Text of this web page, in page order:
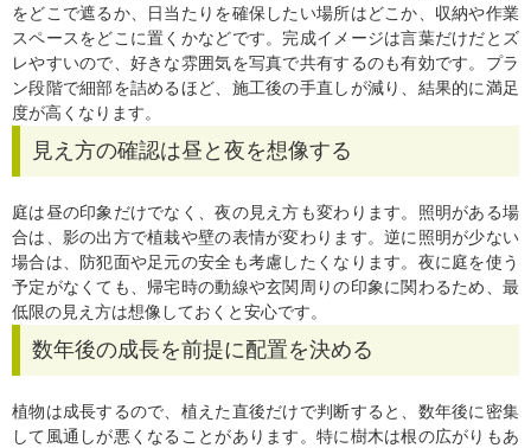
をどこで遮るか、日当たりを確保したい場所はどこか、収納や作業
スペースをどこに置くかなどです。完成イメージは言葉だけだとズ
レやすいので、好きな雰囲気を写真で共有するのも有効です。プラ
ン段階で細部を詰めるほど、施工後の手直しが減り、結果的に満足
度が高くなります。
見え方の確認は昼と夜を想像する
庭は昼の印象だけでなく、夜の見え方も変わります。照明がある場
合は、影の出方で植栽や壁の表情が変わります。逆に照明が少ない
場合は、防犯面や足元の安全も考慮したくなります。夜に庭を使う
予定がなくても、帰宅時の動線や玄関周りの印象に関わるため、最
低限の見え方は想像しておくと安心です。
数年後の成長を前提に配置を決める
植物は成長するので、植えた直後だけで判断すると、数年後に密集
して風通しが悪くなることがあります。特に樹木は根の広がりもあ